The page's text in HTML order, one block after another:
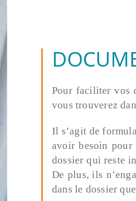
SALARIÉ PROTÉGÉ :
CONSÉQUENCES DE
RÉINTÉGRATION
POST-ANNULATION
LA RUPTURE
CONVENTIONNELLE
Pour faciliter vos
vous trouverez
Il s’agit de
avoir besoin pour
dossier qui reste
De plus, ils
dans le dossier